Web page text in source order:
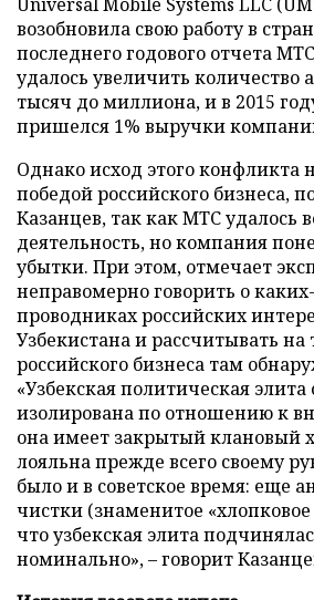
возобновила свою работу в
последнего годового отчета
удалось увеличить количество
тысяч до миллиона, и в 2015
пришелся 1% выручки
Однако исход этого конфликта
победой российского бизнеса,
Казанцев, так как МТС удалось
деятельность, но компания
убытки. При этом, отмечает
неправомерно говорить о
проводниках российских
Узбекистана и рассчитывать на
российского бизнеса там
«Узбекская политическая элита
изолирована по отношению к
она имеет закрытый клановый
лояльна прежде всего своему
было и в советское время: еще
чистки (знаменитое
что узбекская элита
номинально», – говорит